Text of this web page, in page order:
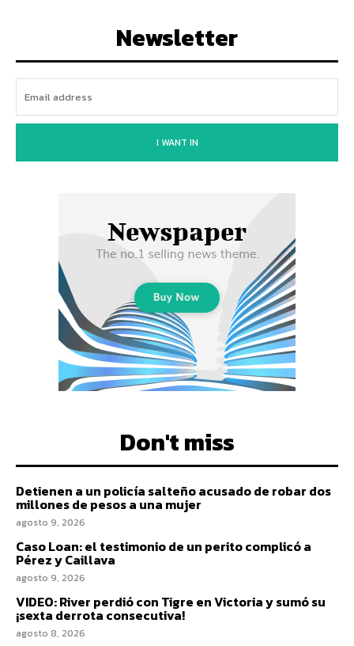
Newsletter
I WANT IN
Don't miss
Detienen a un policía salteño acusado de robar dos
millones de pesos a una mujer
agosto 9, 2026
Caso Loan: el testimonio de un perito complicó a
Pérez y Caillava
agosto 9, 2026
VIDEO: River perdió con Tigre en Victoria y sumó su
¡sexta derrota consecutiva!
agosto 8, 2026